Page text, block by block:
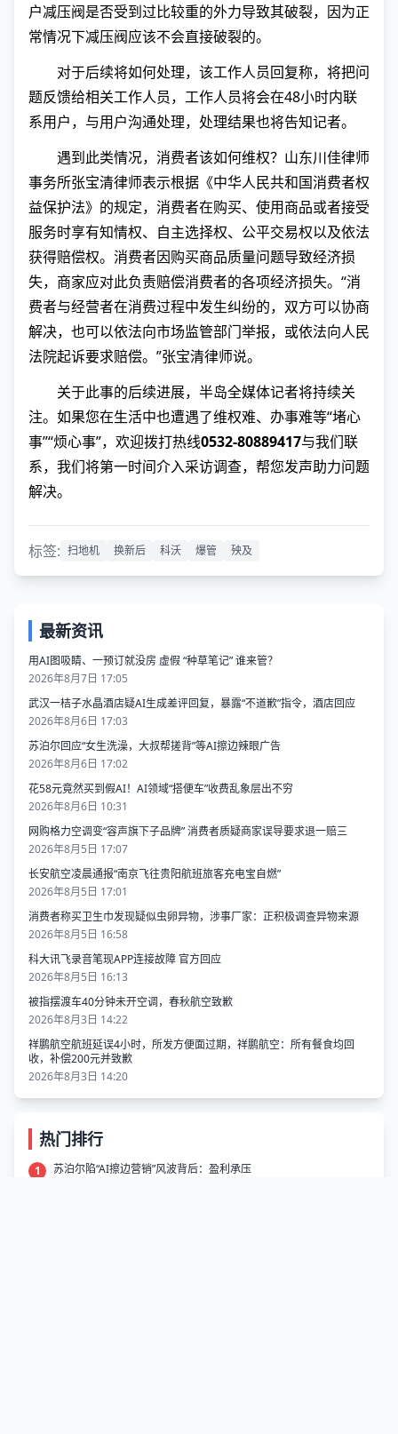
户减压阀是否受到过比较重的外力导致其破裂，因为正
常情况下减压阀应该不会直接破裂的。
对于后续将如何处理，该工作人员回复称，将把问
题反馈给相关工作人员，工作人员将会在48小时内联
系用户，与用户沟通处理，处理结果也将告知记者。
遇到此类情况，消费者该如何维权？山东川佳律师
事务所张宝清律师表示根据《中华人民共和国消费者权
益保护法》的规定，消费者在购买、使用商品或者接受
服务时享有知情权、自主选择权、公平交易权以及依法
获得赔偿权。消费者因购买商品质量问题导致经济损
失，商家应对此负责赔偿消费者的各项经济损失。“消
费者与经营者在消费过程中发生纠纷的，双方可以协商
解决，也可以依法向市场监管部门举报，或依法向人民
法院起诉要求赔偿。”张宝清律师说。
关于此事的后续进展，半岛全媒体记者将持续关
注。如果您在生活中也遭遇了维权难、办事难等“堵心
事”“烦心事”，欢迎拨打热线0532-80889417与我们联
系，我们将第一时间介入采访调查，帮您发声助力问题
解决。
标签: 扫地机 换新后 科沃 爆管 殃及
最新资讯
用AI图吸睛、一预订就没房 虚假 “种草笔记” 谁来管？
2026年8月7日 17:05
武汉一桔子水晶酒店疑AI生成差评回复，暴露“不道歉”指令，酒店回应
2026年8月6日 17:03
苏泊尔回应“女生洗澡，大叔帮搓背”等AI擦边辣眼广告
2026年8月6日 17:02
花58元竟然买到假AI！AI领域“搭便车”收费乱象层出不穷
2026年8月6日 10:31
网购格力空调变“容声旗下子品牌” 消费者质疑商家误导要求退一赔三
2026年8月5日 17:07
长安航空凌晨通报“南京飞往贵阳航班旅客充电宝自燃”
2026年8月5日 17:01
消费者称买卫生巾发现疑似虫卵异物，涉事厂家：正积极调查异物来源
2026年8月5日 16:58
科大讯飞录音笔现APP连接故障 官方回应
2026年8月5日 16:13
被指摆渡车40分钟未开空调，春秋航空致歉
2026年8月3日 14:22
祥鹏航空航班延误4小时，所发方便面过期，祥鹏航空：所有餐食均回
收，补偿200元并致歉
2026年8月3日 14:20
热门排行
1
苏泊尔陷“AI擦边营销”风波背后：盈利承压